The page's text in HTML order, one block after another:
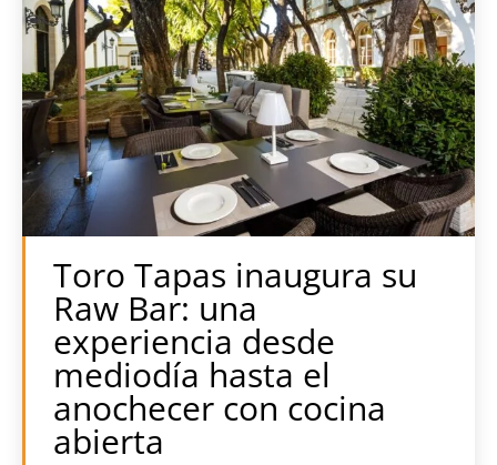
Toro Tapas inaugura su
Raw Bar: una
experiencia desde
mediodía hasta el
anochecer con cocina
abierta